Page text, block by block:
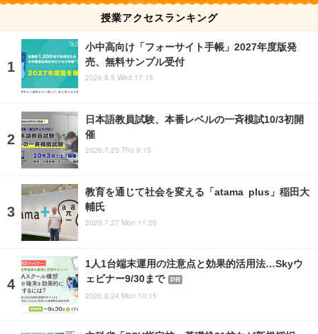
授業アクセスランキング
小中高向け「フォーサイト手帳」2027年度版発
売、無料サンプル受付
2026.8.5 Wed 17:15
日本語教員試験、本番レベルの一斉模試10/3初開
催
2026.7.23 Thu 9:15
教育を通じて社会を変える「atama plus」稲田大
輔氏
2020.7.27 Mon 11:20
1人1台端末運用の注意点と効果的活用法…Skyウ
ェビナー9/30まで
PR
2020.8.24 Mon 10:15